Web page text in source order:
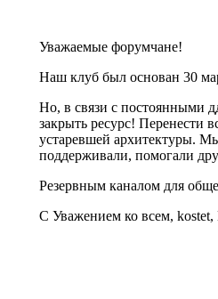
Уважаемые форумчане!
Наш клуб был основан 30
Но, в связи с постоянными
закрыть ресурс! Перенести
устаревшей архитектуры.
поддерживали, помогали
Резервным каналом для
С Уважением ко всем,